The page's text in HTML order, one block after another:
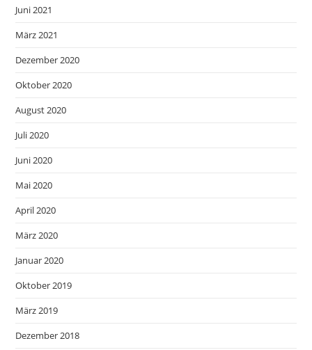
Juni 2021
März 2021
Dezember 2020
Oktober 2020
August 2020
Juli 2020
Juni 2020
Mai 2020
April 2020
März 2020
Januar 2020
Oktober 2019
März 2019
Dezember 2018